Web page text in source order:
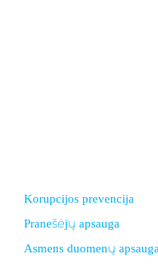
Korupcijos prevencija
Pranešėjų apsauga
Asmens duomenų apsauga